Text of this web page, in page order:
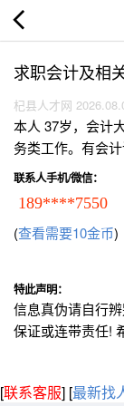
求职会计及相
杞县人才网
本人 37岁，会计
务类工作。有会
联系人手机/微信：
189****7550
(查看需要10金币)
特此声明：
信息真伪请自行
保证或连带责任!
[联系客服] [最新找